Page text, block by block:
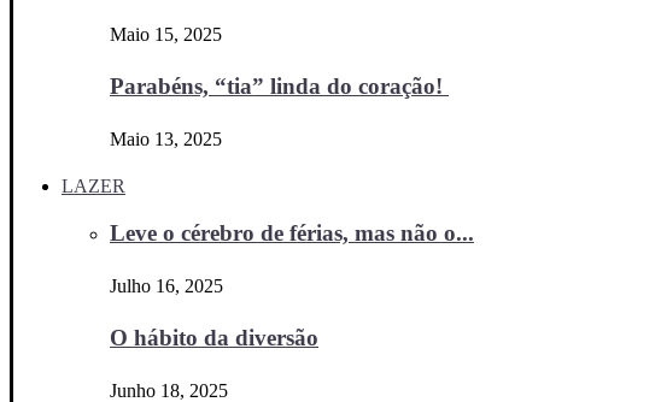
Maio 15, 2025
Parabéns, “tia” linda do coração!
Maio 13, 2025
LAZER
Leve o cérebro de férias, mas não o...
Julho 16, 2025
O hábito da diversão
Junho 18, 2025